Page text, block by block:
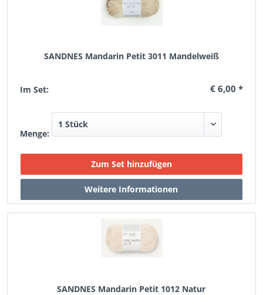
SANDNES Mandarin Petit 3011 Mandelweiß
Im Set: € 6,00 *
Menge:
SANDNES Mandarin Petit 1012 Natur